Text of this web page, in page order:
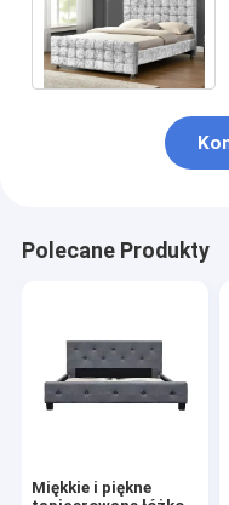
Polecane Produkty
Miękkie i piękne